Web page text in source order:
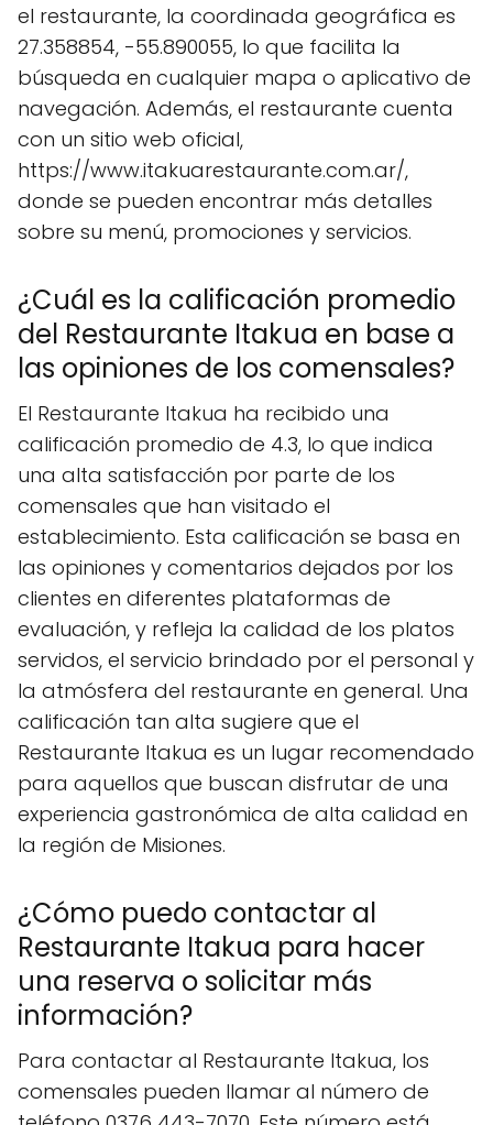
el restaurante, la coordinada geográfica es
27.358854, -55.890055, lo que facilita la
búsqueda en cualquier mapa o aplicativo de
navegación. Además, el restaurante cuenta
con un sitio web oficial,
https://www.itakuarestaurante.com.ar/,
donde se pueden encontrar más detalles
sobre su menú, promociones y servicios.
¿Cuál es la calificación promedio
del Restaurante Itakua en base a
las opiniones de los comensales?
El Restaurante Itakua ha recibido una
calificación promedio de 4.3, lo que indica
una alta satisfacción por parte de los
comensales que han visitado el
establecimiento. Esta calificación se basa en
las opiniones y comentarios dejados por los
clientes en diferentes plataformas de
evaluación, y refleja la calidad de los platos
servidos, el servicio brindado por el personal y
la atmósfera del restaurante en general. Una
calificación tan alta sugiere que el
Restaurante Itakua es un lugar recomendado
para aquellos que buscan disfrutar de una
experiencia gastronómica de alta calidad en
la región de Misiones.
¿Cómo puedo contactar al
Restaurante Itakua para hacer
una reserva o solicitar más
información?
Para contactar al Restaurante Itakua, los
comensales pueden llamar al número de